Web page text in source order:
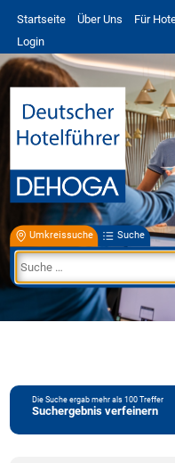
Startseite Über Uns Für
Login
Umkreissuche Suche
Die Suche ergab mehr als 100 Treffer
Suchergebnis verfeinern